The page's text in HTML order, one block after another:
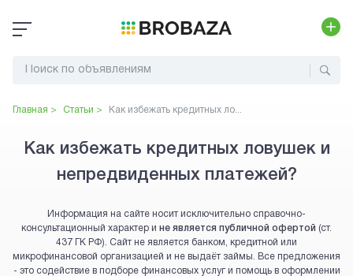
Главная > Статьи > Как избежать кредитных ло...
Как избежать кредитных ловушек и
непредвиденных платежей?
Информация на сайте носит исключительно справочно-
консультационный характер и не является публичной офертой (ст.
437 ГК РФ). Сайт не является банком, кредитной или
микрофинансовой организацией и не выдаёт займы. Все предложения
- это содействие в подборе финансовых услуг и помощь в оформлении